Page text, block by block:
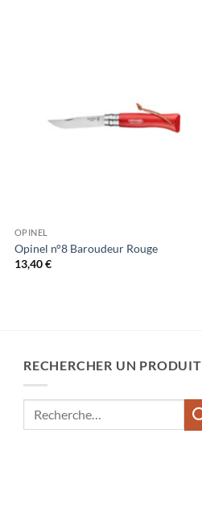
OPINEL
Opinel n°8 Baroudeur Rouge
13,40€
RECHERCHER UN PRODUIT
Recherche
pour :